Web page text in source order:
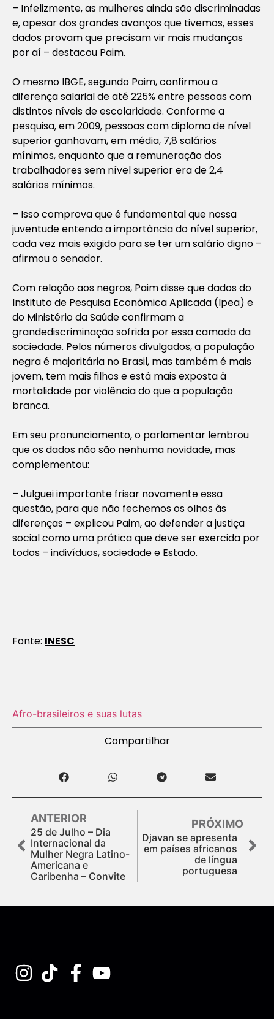
– Infelizmente, as mulheres ainda são discriminadas
e, apesar dos grandes avanços que tivemos, esses
dados provam que precisam vir mais mudanças
por aí – destacou Paim.
O mesmo IBGE, segundo Paim, confirmou a
diferença salarial de até 225% entre pessoas com
distintos níveis de escolaridade. Conforme a
pesquisa, em 2009, pessoas com diploma de nível
superior ganhavam, em média, 7,8 salários
mínimos, enquanto que a remuneração dos
trabalhadores sem nível superior era de 2,4
salários mínimos.
– Isso comprova que é fundamental que nossa
juventude entenda a importância do nível superior,
cada vez mais exigido para se ter um salário digno –
afirmou o senador.
Com relação aos negros, Paim disse que dados do
Instituto de Pesquisa Econômica Aplicada (Ipea) e
do Ministério da Saúde confirmam a
grandediscriminação sofrida por essa camada da
sociedade. Pelos números divulgados, a população
negra é majoritária no Brasil, mas também é mais
jovem, tem mais filhos e está mais exposta à
mortalidade por violência do que a população
branca.
Em seu pronunciamento, o parlamentar lembrou
que os dados não são nenhuma novidade, mas
complementou:
– Julguei importante frisar novamente essa
questão, para que não fechemos os olhos às
diferenças – explicou Paim, ao defender a justiça
social como uma prática que deve ser exercida por
todos – indivíduos, sociedade e Estado.
Fonte: INESC
Afro-brasileiros e suas lutas
Compartilhar
ANTERIOR
25 de Julho – Dia
Internacional da
Mulher Negra Latino-
Americana e
Caribenha – Convite
PRÓXIMO
Djavan se apresenta
em países africanos
de língua
portuguesa